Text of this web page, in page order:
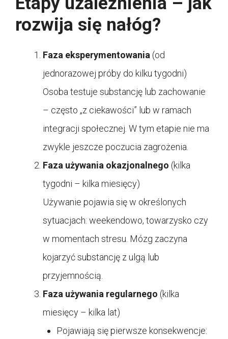
rozwija się nałóg?
Faza eksperymentowania (od
jednorazowej próby do kilku tygodni)
Osoba testuje substancję lub zachowanie
– często „z ciekawości” lub w ramach
integracji społecznej. W tym etapie nie ma
zwykle jeszcze poczucia zagrożenia.
Faza używania okazjonalnego (kilka
tygodni – kilka miesięcy)
Używanie pojawia się w określonych
sytuacjach: weekendowo, towarzysko czy
w momentach stresu. Mózg zaczyna
kojarzyć substancję z ulgą lub
przyjemnością.
Faza używania regularnego (kilka
miesięcy – kilka lat)
Pojawiają się pierwsze konsekwencje: